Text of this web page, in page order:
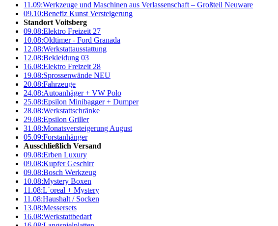
11.09:Werkzeuge und Maschinen aus Verlassenschaft – Großteil Neuware
09.10:Benefiz Kunst Versteigerung
Standort Voitsberg
09.08:Elektro Freizeit 27
10.08:Oldtimer - Ford Granada
12.08:Werkstattausstattung
12.08:Bekleidung 03
16.08:Elektro Freizeit 28
19.08:Sprossenwände NEU
20.08:Fahrzeuge
24.08:Autoanhäger + VW Polo
25.08:Epsilon Minibagger + Dumper
28.08:Werkstattschränke
29.08:Epsilon Griller
31.08:Monatsversteigerung August
05.09:Forstanhänger
Ausschließlich Versand
09.08:Erben Luxury
09.08:Kupfer Geschirr
09.08:Bosch Werkzeug
10.08:Mystery Boxen
11.08:L´oreal + Mystery
11.08:Haushalt / Socken
13.08:Messersets
16.08:Werkstattbedarf